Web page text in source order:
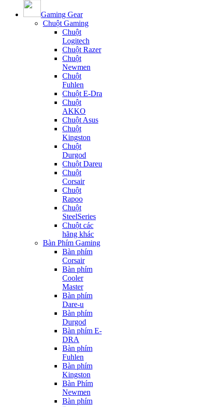
Gaming Gear
Chuột Gaming
Chuột
Logitech
Chuột Razer
Chuột
Newmen
Chuột
Fuhlen
Chuột E-Dra
Chuột
AKKO
Chuột Asus
Chuột
Kingston
Chuột
Durgod
Chuột Dareu
Chuột
Corsair
Chuột
Rapoo
Chuột
SteelSeries
Chuột các
hãng khác
Bàn Phím Gaming
Bàn phím
Corsair
Bàn phím
Cooler
Master
Bàn phím
Dare-u
Bàn phím
Durgod
Bàn phím E-
DRA
Bàn phím
Fuhlen
Bàn phím
Kingston
Bàn Phím
Newmen
Bàn phím